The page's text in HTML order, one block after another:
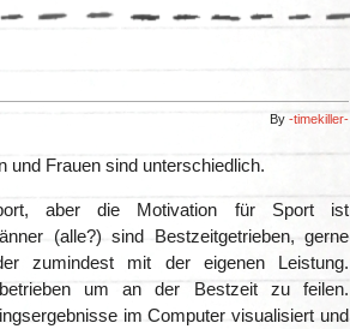
By -timekiller-
und Frauen sind unterschiedlich.
aber die Motivation für Sport ist
(alle?) sind Bestzeitgetrieben, gerne
zumindest mit der eigenen Leistung.
um an der Bestzeit zu feilen.
im Computer visualisiert und